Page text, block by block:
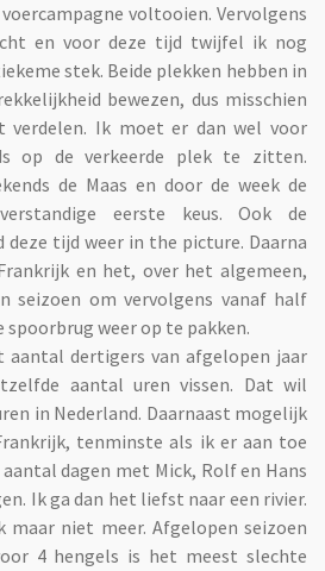
voltooien. Vervolgens
en voor deze tijd twijfel ik nog
stek. Beide plekken hebben in
bewezen, dus misschien
verdelen. Ik moet er dan wel voor
op de verkeerde plek te zitten.
de Maas en door de week de
eerste keus. Ook de
tijd weer in the picture. Daarna
en het, over het algemeen,
seizoen om vervolgens vanaf half
spoorbrug weer op te pakken.
dertigers van afgelopen jaar
aantal uren vissen. Dat wil
in Nederland. Daarnaast mogelijk
tenminste als ik er aan toe
dagen met Mick, Rolf en Hans
Ik ga dan het liefst naar een rivier.
niet meer. Afgelopen seizoen
4 hengels is het meest slechte